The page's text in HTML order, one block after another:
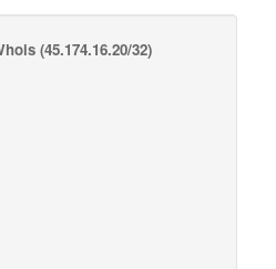
(45.174.16.20/32)